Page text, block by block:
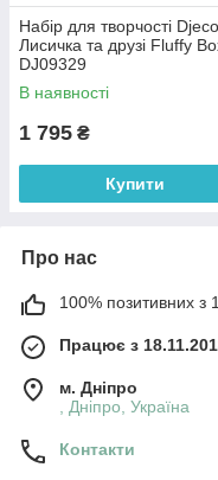
Набір для творчості Djeco
Лисичка та друзі Fluffy
DJ09329
В наявності
1 795 ₴
Купити
Про нас
100% позитивних з
Працює з
м. Дніпро
, Дніпро, Україна
Контакти